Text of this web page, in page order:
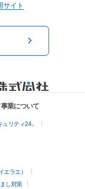
サイト
業について
リティ24」
エラエ）
し対策